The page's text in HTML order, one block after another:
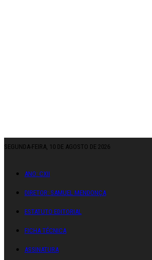
SEGUNDA-FEIRA, 10 DE AGOSTO DE 2026
ANO: CXII
DIRETOR: SAMUEL MENDONÇA
ESTATUTO EDITORIAL
FICHA TÉCNICA
ASSINATURA